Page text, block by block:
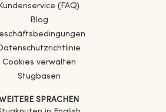
Kundenservice (FAQ)
Blog
Cookies verwalten
Stugbasen
SPRACHEN